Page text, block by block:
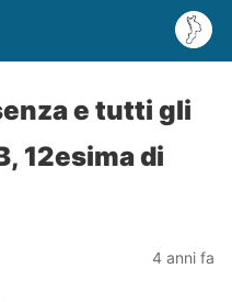
e tutti gli
12esima di
4 anni fa